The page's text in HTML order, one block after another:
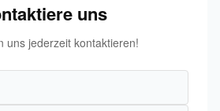
uns
uns jederzeit kontaktieren!